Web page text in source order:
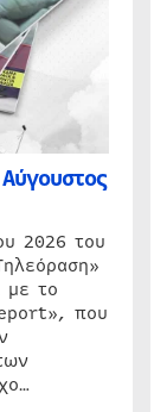
2026 του
με το
που